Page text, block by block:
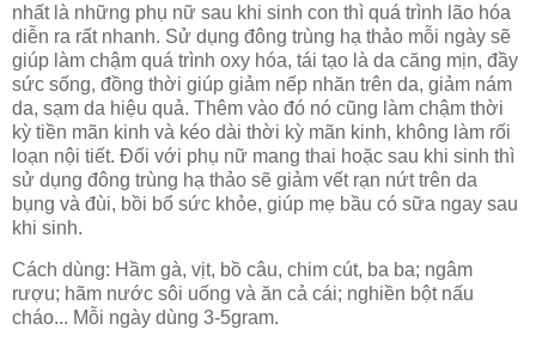
nhất là những phụ nữ sau khi sinh con thì quá trình lão hóa
diễn ra rất nhanh. Sử dụng đông trùng hạ thảo mỗi ngày sẽ
giúp làm chậm quá trình oxy hóa, tái tạo là da căng mịn, đầy
sức sống, đồng thời giúp giảm nếp nhăn trên da, giảm nám
da, sạm da hiệu quả. Thêm vào đó nó cũng làm chậm thời
kỳ tiền mãn kinh và kéo dài thời kỳ mãn kinh, không làm rối
loạn nội tiết. Đối với phụ nữ mang thai hoặc sau khi sinh thì
sử dụng đông trùng hạ thảo sẽ giảm vết rạn nứt trên da
bụng và đùi, bồi bổ sức khỏe, giúp mẹ bầu có sữa ngay sau
khi sinh.
Cách dùng: Hầm gà, vịt, bồ câu, chim cút, ba ba; ngâm
rượu; hãm nước sôi uống và ăn cả cái; nghiền bột nấu
cháo... Mỗi ngày dùng 3-5gram.